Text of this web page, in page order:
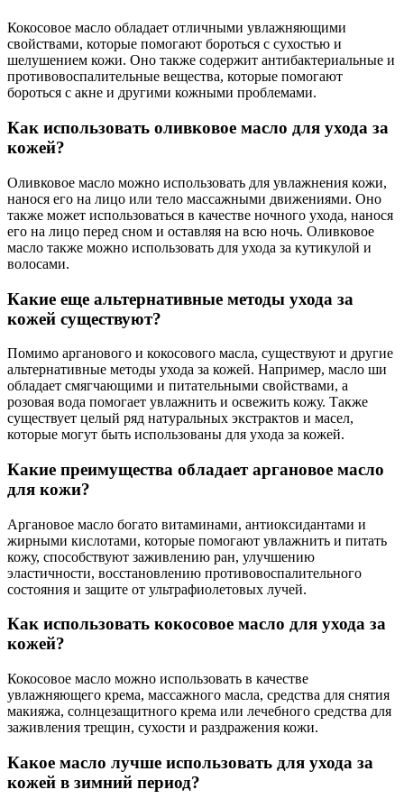
Кокосовое масло обладает отличными увлажняющими
свойствами, которые помогают бороться с сухостью и
шелушением кожи. Оно также содержит антибактериальные и
противовоспалительные вещества, которые помогают
бороться с акне и другими кожными проблемами.
Как использовать оливковое масло для ухода за
кожей?
Оливковое масло можно использовать для увлажнения кожи,
нанося его на лицо или тело массажными движениями. Оно
также может использоваться в качестве ночного ухода, нанося
его на лицо перед сном и оставляя на всю ночь. Оливковое
масло также можно использовать для ухода за кутикулой и
волосами.
Какие еще альтернативные методы ухода за
кожей существуют?
Помимо арганового и кокосового масла, существуют и другие
альтернативные методы ухода за кожей. Например, масло ши
обладает смягчающими и питательными свойствами, а
розовая вода помогает увлажнить и освежить кожу. Также
существует целый ряд натуральных экстрактов и масел,
которые могут быть использованы для ухода за кожей.
Какие преимущества обладает аргановое масло
для кожи?
Аргановое масло богато витаминами, антиоксидантами и
жирными кислотами, которые помогают увлажнить и питать
кожу, способствуют заживлению ран, улучшению
эластичности, восстановлению противовоспалительного
состояния и защите от ультрафиолетовых лучей.
Как использовать кокосовое масло для ухода за
кожей?
Кокосовое масло можно использовать в качестве
увлажняющего крема, массажного масла, средства для снятия
макияжа, солнцезащитного крема или лечебного средства для
заживления трещин, сухости и раздражения кожи.
Какое масло лучше использовать для ухода за
кожей в зимний период?